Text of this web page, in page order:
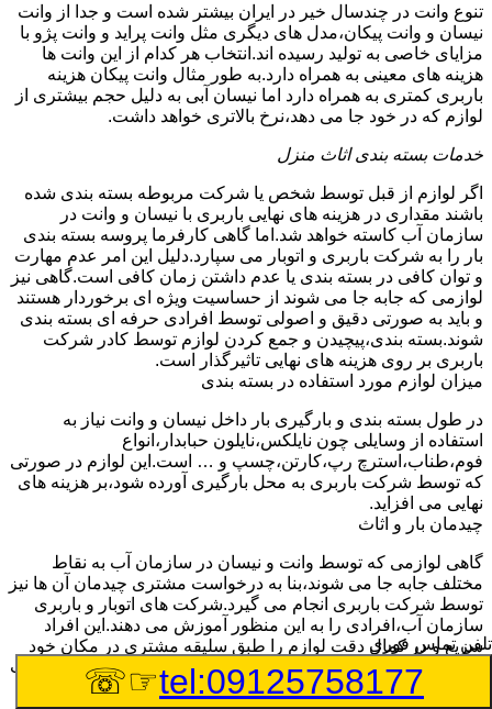
تنوع وانت در چندسال خیر در ایران بیشتر شده است و جدا از وانت
نیسان و وانت پیکان،مدل های دیگری مثل وانت پراید و وانت پژو با
مزایای خاصی به تولید رسیده اند.انتخاب هر کدام از این وانت ها
هزینه های معینی به همراه دارد.به طور مثال وانت پیکان هزینه
باربری کمتری به همراه دارد اما نیسان آبی به دلیل حجم بیشتری از
لوازم که در خود جا می دهد،نرخ بالاتری خواهد داشت.
خدمات بسته بندی اثاث منزل
اگر لوازم از قبل توسط شخص یا شرکت مربوطه بسته بندی شده
باشند مقداری در هزینه های نهایی باربری با نیسان و وانت در
سازمان آب کاسته خواهد شد.اما گاهی کارفرما پروسه بسته بندی
بار را به شرکت باربری و اتوبار می سپارد.دلیل این امر عدم مهارت
و توان کافی در بسته بندی یا عدم داشتن زمان کافی است.گاهی نیز
لوازمی که جابه جا می شوند از حساسیت ویژه ای برخوردار هستند
و باید به صورتی دقیق و اصولی توسط افرادی حرفه ای بسته بندی
شوند.بسته بندی،پیچیدن و جمع کردن لوازم توسط کادر شرکت
باربری بر روی هزینه های نهایی تاثیرگذار است.
میزان لوازم مورد استفاده در بسته بندی
در طول بسته بندی و بارگیری بار داخل نیسان و وانت نیاز به
استفاده از وسایلی چون نایلکس،نایلون حبابدار،انواع
فوم،طناب،استرچ رپ،کارتن،چسپ و … است.این لوازم در صورتی
که توسط شرکت باربری به محل بارگیری آورده شود،بر هزینه های
نهایی می افزاید.
چیدمان بار و اثاث
گاهی لوازمی که توسط وانت و نیسان در سازمان آب به نقاط
مختلف جابه جا می شوند،بنا به درخواست مشتری چیدمان آن ها نیز
توسط شرکت باربری انجام می گیرد.شرکت های اتوبار و باربری
سازمان آب،افرادی را به این منظور آموزش می دهند.این افراد
سریع و در کمال دقت لوازم را طبق سلیقه مشتری در مکان خود
قرار می دهند.در صورتی که افراد خواهان برخورداری از این خدمات
باشند،باید هزینه های باربری بیشتری پرداخت کنند.
تلفن تماس فوری
tel:09125758177
☞☏